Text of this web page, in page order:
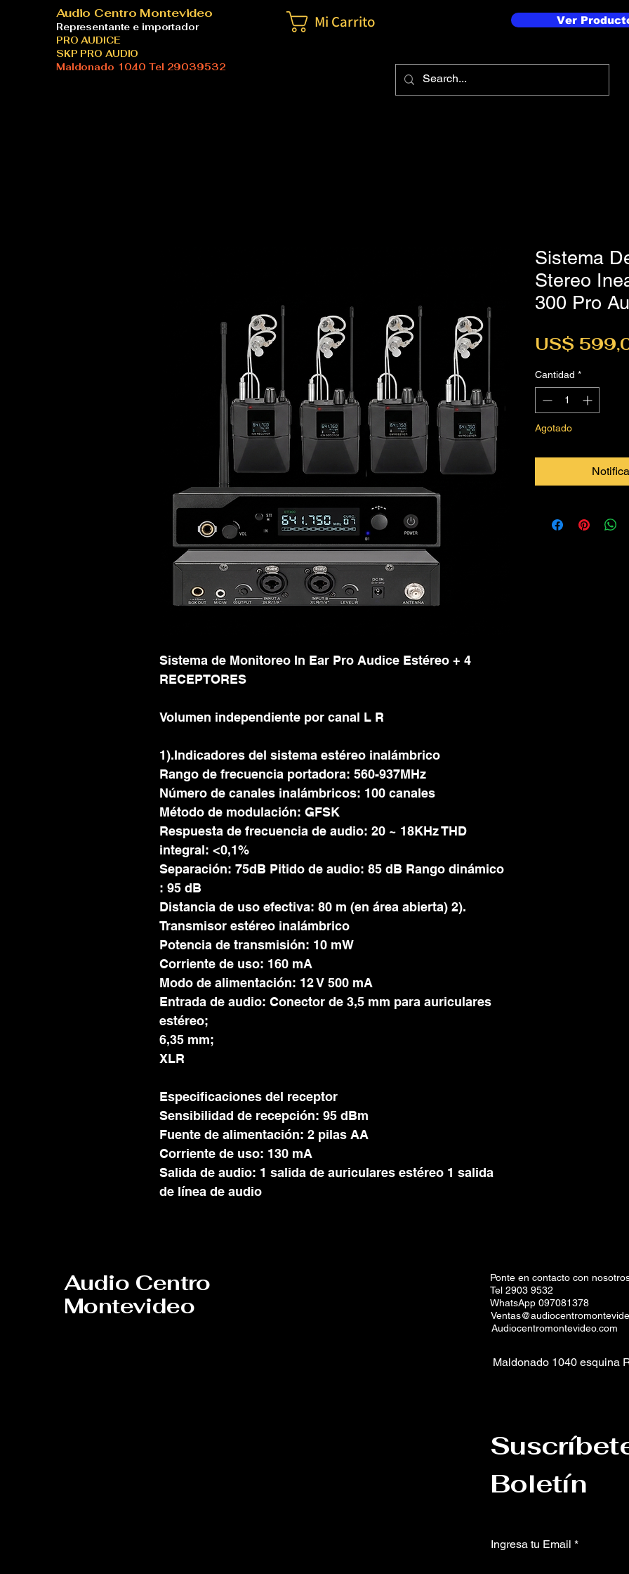
Audio Centro Montevideo
Representante e importador
PRO AUDICE
SKP PRO AUDIO
Maldonado 1040 Tel 29039532
Mi Carrito Ver
Sistema de Monitoreo In Ear Pro Audice Estéreo + 4
RECEPTORES
Volumen independiente por canal L R
1).Indicadores del sistema estéreo inalámbrico
Rango de frecuencia portadora: 560-937MHz
Número de canales inalámbricos: 100 canales
Método de modulación: GFSK
Respuesta de frecuencia de audio: 20 ~ 18KHz THD
integral: <0,1%
Separación: 75dB Pitido de audio: 85 dB Rango dinámico
: 95 dB
Distancia de uso efectiva: 80 m (en área abierta) 2).
Transmisor estéreo inalámbrico
Potencia de transmisión: 10 mW
Corriente de uso: 160 mA
Modo de alimentación: 12 V 500 mA
Entrada de audio: Conector de 3,5 mm para auriculares
estéreo;
6,35 mm;
XLR
Especificaciones del receptor
Sensibilidad de recepción: 95 dBm
Fuente de alimentación: 2 pilas AA
Corriente de uso: 130 mA
Salida de audio: 1 salida de auriculares estéreo 1 salida
de línea de audio
Sistema
Stereo
300 Pro
US$
Cantidad *
Agotado
Audio Centro
Montevideo
Ponte en contacto con
Tel 2903 9532
WhatsApp 097081378
Audiocentromontevideo.com
Maldonado 1040 esquina
Boletín
Ingresa tu Email